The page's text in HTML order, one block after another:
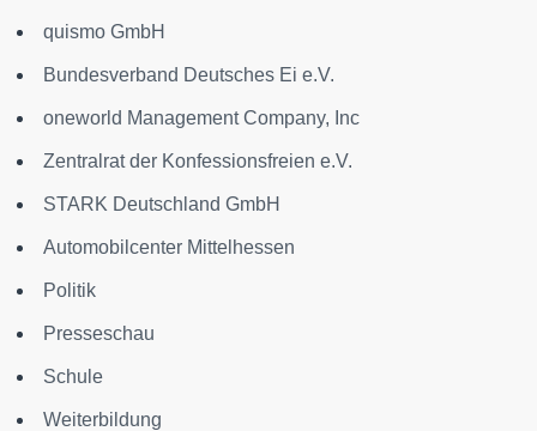
quismo GmbH
Bundesverband Deutsches Ei e.V.
oneworld Management Company, Inc
Zentralrat der Konfessionsfreien e.V.
STARK Deutschland GmbH
Automobilcenter Mittelhessen
Politik
Presseschau
Schule
Weiterbildung